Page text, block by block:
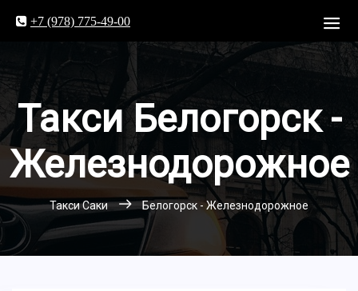
+7 (978) 775-49-00
Такси Белогорск -
Железнодорожное
Такси Саки Белогорск - Железнодорожное